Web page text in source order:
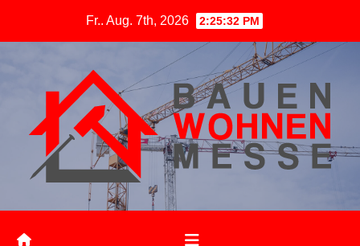
Fr.. Aug. 7th, 2026 2:25:33 PM